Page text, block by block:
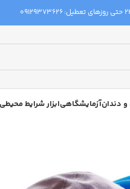
09129373626
دندانآزمایشگاهیابزار شرایط محیطی